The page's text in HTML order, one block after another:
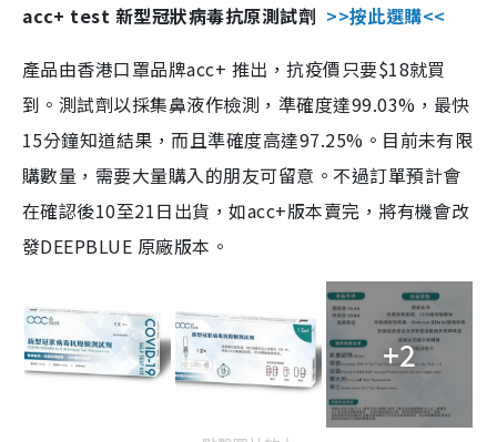
acc+ test 新型冠狀病毒抗原測試劑 >>按此選購<<
產品由香港口罩品牌acc+ 推出，抗疫價只要$18就買
到。測試劑以採集鼻液作檢測，準確度達99.03%，最快
15分鐘知道結果，而且準確度高達97.25%。目前未有限
購數量，需要大量購入的朋友可留意。不過訂單預計會
在確認後10至21日出貨，如acc+版本賣完，將有機會改
發DEEPBLUE 原廠版本。
+2